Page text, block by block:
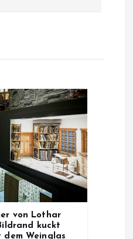
von Lothar
kuckt
Weinglas